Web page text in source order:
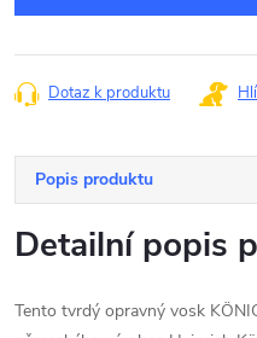
Dotaz k produktu
Popis produktu
Detailní popis
Tento tvrdý opravný vosk